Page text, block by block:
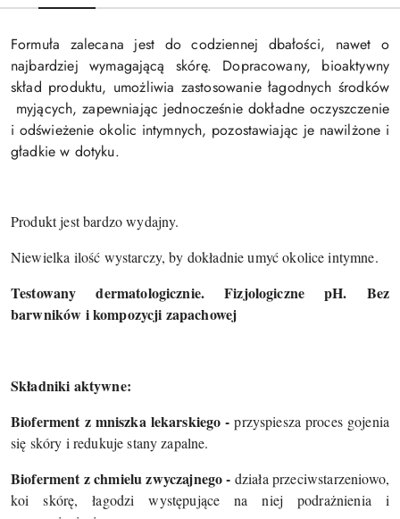
Formuła zalecana jest do codziennej dbałości, nawet o
najbardziej wymagającą skórę. Dopracowany, bioaktywny
skład produktu, umożliwia zastosowanie łagodnych środków
myjących, zapewniając jednocześnie dokładne oczyszczenie
i odświeżenie okolic intymnych, pozostawiając je nawilżone i
gładkie w dotyku.
Produkt jest bardzo wydajny.
Niewielka ilość wystarczy, by dokładnie umyć okolice intymne.
Testowany dermatologicznie. Fizjologiczne pH. Bez
barwników i kompozycji zapachowej
Składniki aktywne:
Bioferment z mniszka lekarskiego - przyspiesza proces gojenia
się skóry i redukuje stany zapalne.
Bioferment z chmielu zwyczajnego - działa przeciwstarzeniowo,
koi skórę, łagodzi występujące na niej podrażnienia i